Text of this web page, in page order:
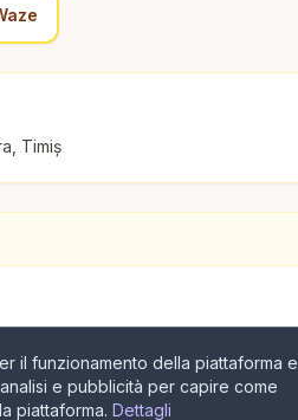
il funzionamento della piattaforma e,
e pubblicità per capire come
piattaforma. Dettagli
Timiș